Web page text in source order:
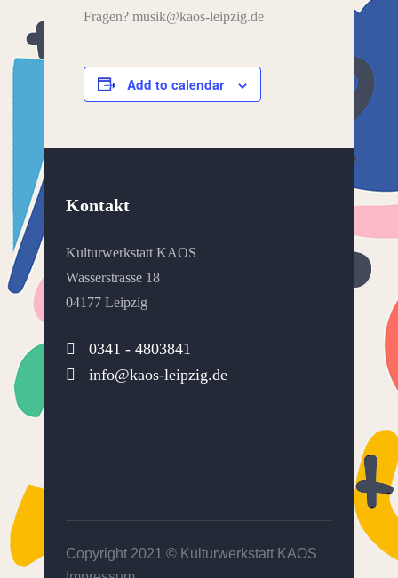
Fragen? musik@kaos-leipzig.de
Add to calendar
Kontakt
Kulturwerkstatt KAOS
Wasserstrasse 18
04177 Leipzig
0341 - 4803841
info@kaos-leipzig.de
Copyright 2021 © Kulturwerkstatt KAOS